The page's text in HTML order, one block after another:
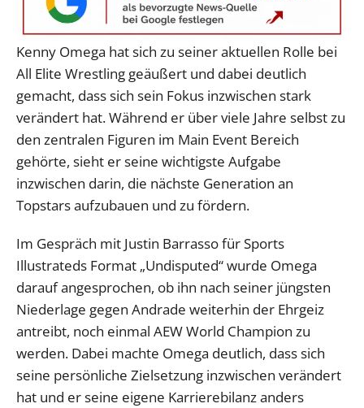
Kenny Omega hat sich zu seiner aktuellen Rolle bei
All Elite Wrestling geäußert und dabei deutlich
gemacht, dass sich sein Fokus inzwischen stark
verändert hat. Während er über viele Jahre selbst zu
den zentralen Figuren im Main Event Bereich
gehörte, sieht er seine wichtigste Aufgabe
inzwischen darin, die nächste Generation an
Topstars aufzubauen und zu fördern.
Im Gespräch mit Justin Barrasso für Sports
Illustrateds Format „Undisputed“ wurde Omega
darauf angesprochen, ob ihn nach seiner jüngsten
Niederlage gegen Andrade weiterhin der Ehrgeiz
antreibt, noch einmal AEW World Champion zu
werden. Dabei machte Omega deutlich, dass sich
seine persönliche Zielsetzung inzwischen verändert
hat und er seine eigene Karrierebilanz anders